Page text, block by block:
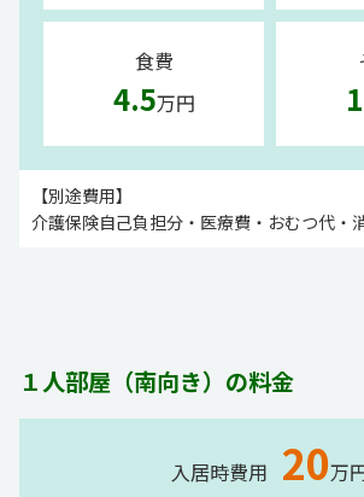
食費
4.5万円
【別途費用】
介護保険自己負担分・医療費・おむつ代・
１人部屋（南向き）の料金
入居時費用 20万